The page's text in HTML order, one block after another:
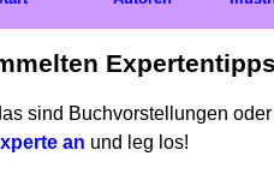
Expertentipps
sind Buchvorstellungen
an und leg los!